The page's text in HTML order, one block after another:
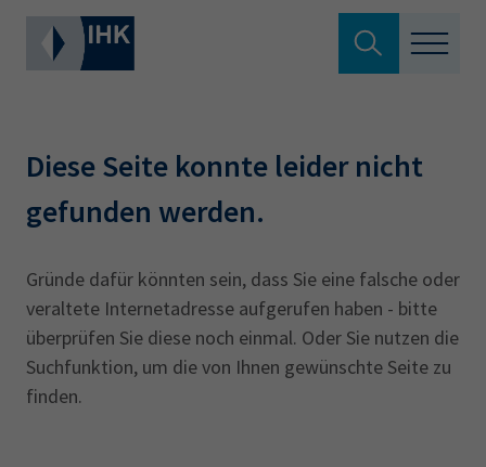
Aus- & Fortbildung
Ratgeber
Service & Anträge
Suche verlassen
Wonach suchen Sie?
Suchen
Hier können Sie auch aus den meistgesuchten
Begriffen vorauswählen
Diese Seite konnte leider nicht
gefunden werden.
Gründe dafür könnten sein, dass Sie eine falsche oder
veraltete Internetadresse aufgerufen haben - bitte
überprüfen Sie diese noch einmal. Oder Sie nutzen die
Suchfunktion, um die von Ihnen gewünschte Seite zu
finden.